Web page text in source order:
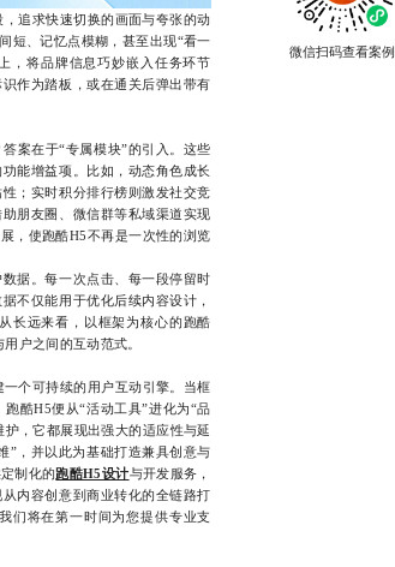
追求快速切换的画面与夸张的动
短、记忆点模糊，甚至出现“看一
，将品牌信息巧妙嵌入任务环节
作为踏板，或在通关后弹出带有
案在于“专属模块”的引入。这些
能增益项。比如，动态角色成长
；实时积分排行榜则激发社交竞
朋友圈、微信群等私域渠道实现
，使跑酷H5不再是一次性的浏览
据。每一次点击、每一段停留时
不仅能用于优化后续内容设计，
长远来看，以框架为核心的跑酷
户之间的互动范式。
个可持续的用户互动引擎。当框
酷H5便从“活动工具”进化为“品
，它都展现出强大的适应性与延
”，并以此为基础打造兼具创意与
制化的跑酷H5设计与开发服务，
内容创意到商业转化的全链路打
们将在第一时间为您提供专业支
微信扫码查看案例